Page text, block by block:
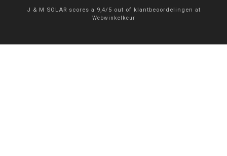
J & M SOLAR scores a 9,4/ 5 out of klantbeoordelingen at
Webwinkelkeur